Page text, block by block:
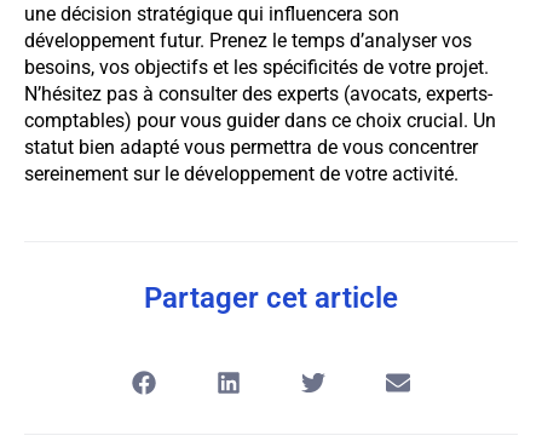
une décision stratégique qui influencera son
développement futur. Prenez le temps d’analyser vos
besoins, vos objectifs et les spécificités de votre projet.
N’hésitez pas à consulter des experts (avocats, experts-
comptables) pour vous guider dans ce choix crucial. Un
statut bien adapté vous permettra de vous concentrer
sereinement sur le développement de votre activité.
Partager cet article